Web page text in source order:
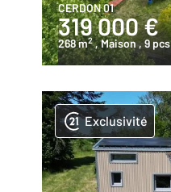
CERDON 01
319 000 €
268 m2 , Maison, 9 pcs
Exclusivité